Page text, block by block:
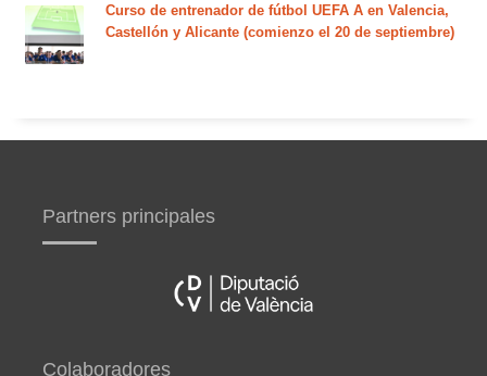
Curso de entrenador de fútbol UEFA A en Valencia,
Castellón y Alicante (comienzo el 20 de septiembre)
Partners principales
Colaboradores